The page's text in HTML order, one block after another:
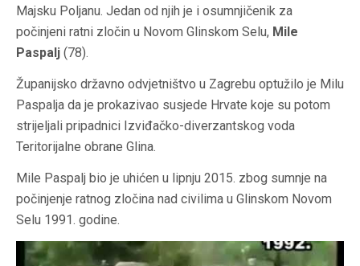
Majsku Poljanu. Jedan od njih je i osumnjičenik za
počinjeni ratni zločin u Novom Glinskom Selu, Mile
Paspalj (78).
Županijsko državno odvjetništvo u Zagrebu optužilo je Milu
Paspalja da je prokazivao susjede Hrvate koje su potom
strijeljali pripadnici Izviđačko-diverzantskog voda
Teritorijalne obrane Glina.
Mile Paspalj bio je uhićen u lipnju 2015. zbog sumnje na
počinjenje ratnog zločina nad civilima u Glinskom Novom
Selu 1991. godine.